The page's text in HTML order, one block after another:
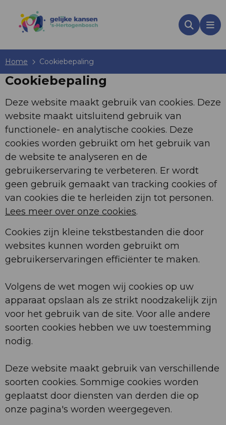
Zoeken
Home Cookiebepaling
Cookiebepaling
Deze website maakt gebruik van cookies. Deze
website maakt uitsluitend gebruik van
functionele- en analytische cookies. Deze
cookies worden gebruikt om het gebruik van
de website te analyseren en de
gebruikerservaring te verbeteren. Er wordt
geen gebruik gemaakt van tracking cookies of
van cookies die te herleiden zijn tot personen.
Lees meer over onze cookies.
Cookies zijn kleine tekstbestanden die door
websites kunnen worden gebruikt om
gebruikerservaringen efficiënter te maken.
Volgens de wet mogen wij cookies op uw
apparaat opslaan als ze strikt noodzakelijk zijn
voor het gebruik van de site. Voor alle andere
soorten cookies hebben we uw toestemming
nodig.
Deze website maakt gebruik van verschillende
soorten cookies. Sommige cookies worden
geplaatst door diensten van derden die op
onze pagina's worden weergegeven.